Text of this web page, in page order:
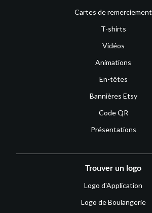
Cartes de remerciement
T-shirts
Vidéos
Animations
En-têtes
Bannières Etsy
Code QR
Présentations
Trouver un logo
Logo d'Application
Logo de Boulangerie